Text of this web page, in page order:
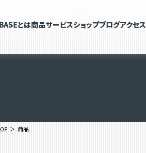
とは商品サービスショップブログアクセス
商品